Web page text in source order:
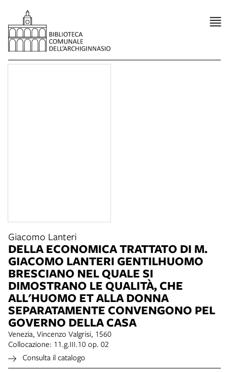
Giacomo Lanteri
DELLA ECONOMICA TRATTATO DI M.
GIACOMO LANTERI GENTILHUOMO
BRESCIANO NEL QUALE SI
DIMOSTRANO LE QUALITÀ, CHE
ALL'HUOMO ET ALLA DONNA
SEPARATAMENTE CONVENGONO PEL
GOVERNO DELLA CASA
Venezia, Vincenzo Valgrisi, 1560
Collocazione: 11.g.III.10 op. 02
Consulta il catalogo